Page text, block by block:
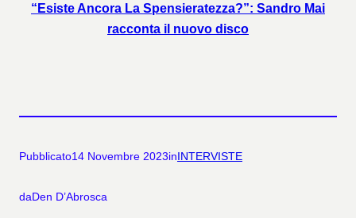
“Esiste Ancora La Spensieratezza?”: Sandro Mai
racconta il nuovo disco
Pubblicato14 Novembre 2023inINTERVISTE
daDen D’Abrosca